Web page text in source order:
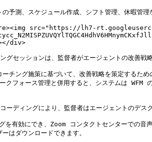
予測、スケジュール作成、シフト管理、休暇管理
src="https://lh7-
div>
ションは、監督者がエージェントの改善戦
ーチング施策に基づいて、改善戦略を策定する
フォース管理と併用すると、システムは WFM
ングにより、監督者はエージェントのデスク
を有効にでき、Zoom コンタクトセンターでの
はダウンロードできます。